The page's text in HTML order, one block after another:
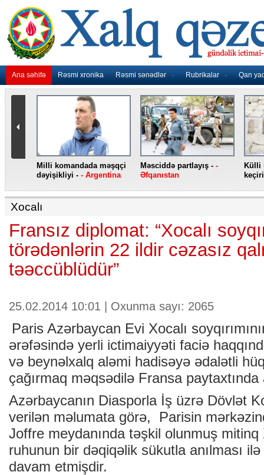
Ana səhifə Rəsmi xronika Rəsmi sənədlər Rubrikalar Qan
Milli komandada məşqçi
dəyişikliyi - - Argentina
Məsciddə partlayış - -
Əfqanıstan
Külli
Xocalı
Fransız diplomat: “Xocalı
törədənlərin 22 ildir cəzasız
təəccüblüdür”
25.02.2014 10:01 | Oxunma sayı: 2065
Paris Azərbaycan Evi Xocalı
ərəfəsində yerli ictimaiyyəti faciə
və beynəlxalq aləmi hadisəyə ədalətli
çağırmaq məqsədilə Fransa
Azərbaycanın Diasporla İş üzrə Dövlət
verilən məlumata görə, Parisin
Joffre meydanında təşkil olunmuş mitinq
ruhunun bir dəqiqəlik sükutla anılması
davam etmişdir.